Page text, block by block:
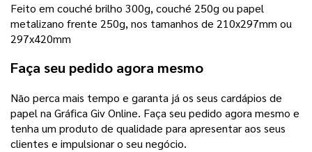
Feito em couché brilho 300g, couché 250g ou papel
metalizano frente 250g, nos tamanhos de 210x297mm ou
297x420mm
Faça seu pedido agora mesmo
Não perca mais tempo e garanta já os seus cardápios de
papel na Gráfica Giv Online. Faça seu pedido agora mesmo e
tenha um produto de qualidade para apresentar aos seus
clientes e impulsionar o seu negócio.